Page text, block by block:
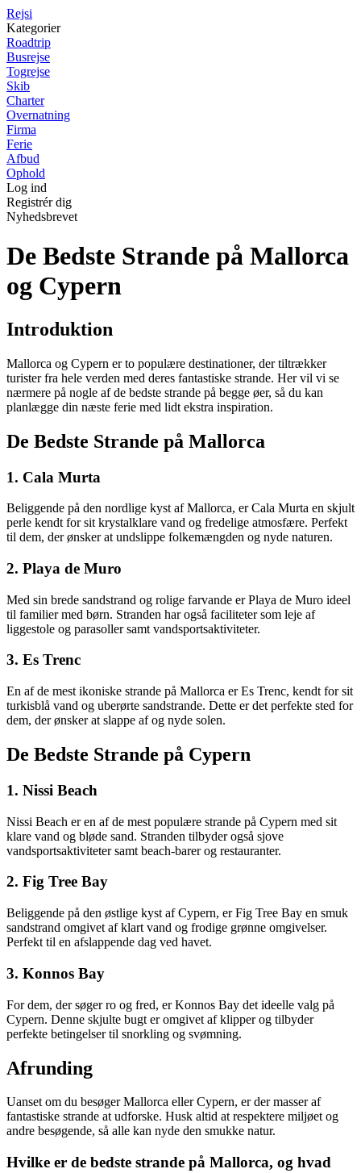
Rejsi
Kategorier
Roadtrip
Busrejse
Togrejse
Skib
Charter
Overnatning
Firma
Ferie
Afbud
Ophold
Log ind
Registrér dig
Nyhedsbrevet
De Bedste Strande på Mallorca
og Cypern
Introduktion
Mallorca og Cypern er to populære destinationer, der tiltrækker
turister fra hele verden med deres fantastiske strande. Her vil vi se
nærmere på nogle af de bedste strande på begge øer, så du kan
planlægge din næste ferie med lidt ekstra inspiration.
De Bedste Strande på Mallorca
1. Cala Murta
Beliggende på den nordlige kyst af Mallorca, er Cala Murta en skjult
perle kendt for sit krystalklare vand og fredelige atmosfære. Perfekt
til dem, der ønsker at undslippe folkemængden og nyde naturen.
2. Playa de Muro
Med sin brede sandstrand og rolige farvande er Playa de Muro ideel
til familier med børn. Stranden har også faciliteter som leje af
liggestole og parasoller samt vandsportsaktiviteter.
3. Es Trenc
En af de mest ikoniske strande på Mallorca er Es Trenc, kendt for sit
turkisblå vand og uberørte sandstrande. Dette er det perfekte sted for
dem, der ønsker at slappe af og nyde solen.
De Bedste Strande på Cypern
1. Nissi Beach
Nissi Beach er en af de mest populære strande på Cypern med sit
klare vand og bløde sand. Stranden tilbyder også sjove
vandsportsaktiviteter samt beach-barer og restauranter.
2. Fig Tree Bay
Beliggende på den østlige kyst af Cypern, er Fig Tree Bay en smuk
sandstrand omgivet af klart vand og frodige grønne omgivelser.
Perfekt til en afslappende dag ved havet.
3. Konnos Bay
For dem, der søger ro og fred, er Konnos Bay det ideelle valg på
Cypern. Denne skjulte bugt er omgivet af klipper og tilbyder
perfekte betingelser til snorkling og svømning.
Afrunding
Uanset om du besøger Mallorca eller Cypern, er der masser af
fantastiske strande at udforske. Husk altid at respektere miljøet og
andre besøgende, så alle kan nyde den smukke natur.
Hvilke er de bedste strande på Mallorca, og hvad